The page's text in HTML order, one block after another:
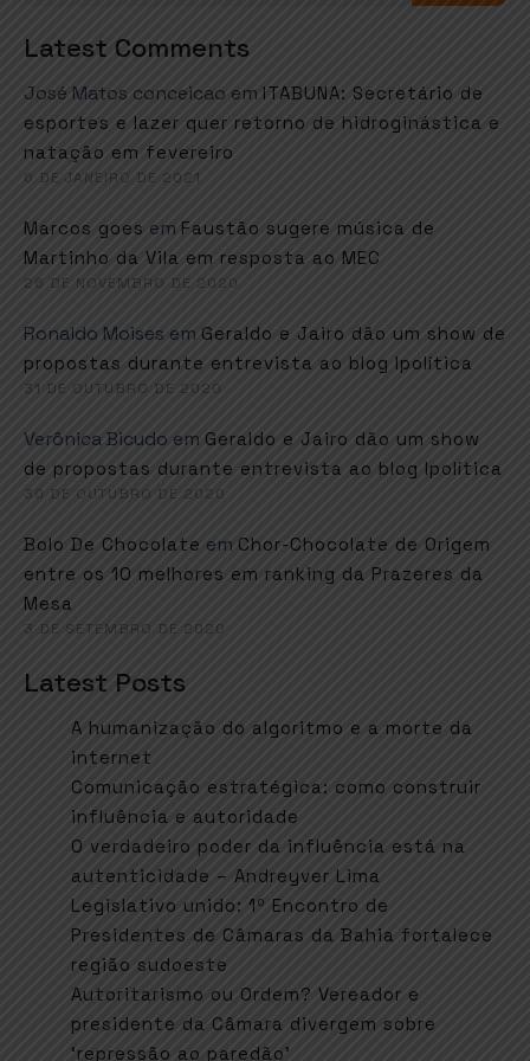
Latest Comments
José Matos conceicao em ITABUNA: Secretário de
esportes e lazer quer retorno de hidroginástica e
natação em fevereiro
6 DE JANEIRO DE 2021
Marcos goes em Faustão sugere música de
Martinho da Vila em resposta ao MEC
26 DE NOVEMBRO DE 2020
Ronaldo Moises em Geraldo e Jairo dão um show de
propostas durante entrevista ao blog Ipolítica
31 DE OUTUBRO DE 2020
Verônica Bicudo em Geraldo e Jairo dão um show
de propostas durante entrevista ao blog Ipolítica
30 DE OUTUBRO DE 2020
Bolo De Chocolate em Chor-Chocolate de Origem
entre os 10 melhores em ranking da Prazeres da
Mesa
3 DE SETEMBRO DE 2020
Latest Posts
A humanização do algoritmo e a morte da
internet
Comunicação estratégica: como construir
influência e autoridade
O verdadeiro poder da influência está na
autenticidade – Andreyver Lima
Legislativo unido: 1º Encontro de
Presidentes de Câmaras da Bahia fortalece
região sudoeste
Autoritarismo ou Ordem? Vereador e
presidente da Câmara divergem sobre
‘repressão ao paredão’